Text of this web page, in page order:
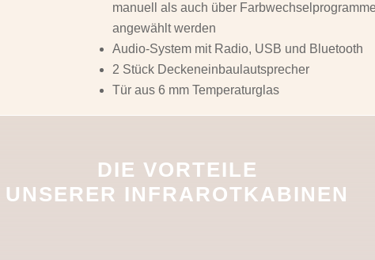
manuell als auch über
angewählt werden
Audio-System mit Radio, USB und Bluetooth
2 Stück Deckeneinbaulautsprecher
Tür aus 6 mm Temperaturglas
DIE VORTEILE
UNSERER INFRAROTKABINEN